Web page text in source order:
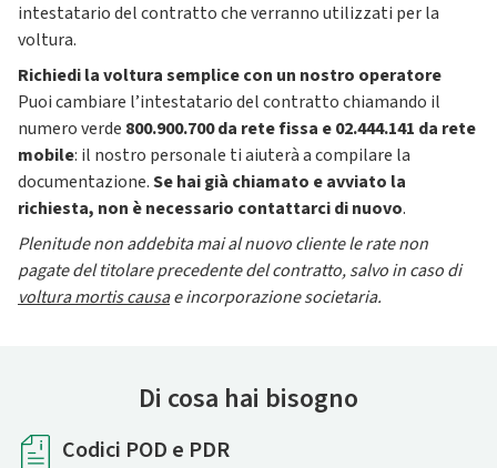
intestatario del contratto che verranno utilizzati per la
voltura.
Richiedi la voltura semplice con un nostro operatore
Puoi cambiare l’intestatario del contratto chiamando il
numero verde 800.900.700 da rete fissa e 02.444.141 da rete
mobile: il nostro personale ti aiuterà a compilare la
documentazione.Se hai già chiamato e avviato la
richiesta, non è necessario contattarci di nuovo.
Plenitude non addebita mai al nuovo cliente le rate non
pagate del titolare precedente del contratto, salvo in caso di
voltura mortis causae incorporazione societaria.
Di cosa hai bisogno
Codici POD e PDR